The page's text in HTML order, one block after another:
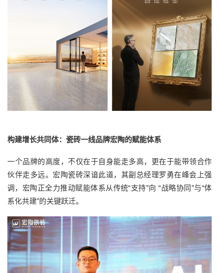
构建增长共同体：瓷砖一线品牌宏陶的赋能体系
一个品牌的高度，不仅在于自身能走多高，更在于能带领合作
伙伴走多远。宏陶瓷砖深谙此道，其副总经理罗勇在峰会上强
调，宏陶正全力推动赋能体系从传统“支持”向 “战略协同”与“体
系化共建”的关键跃迁。